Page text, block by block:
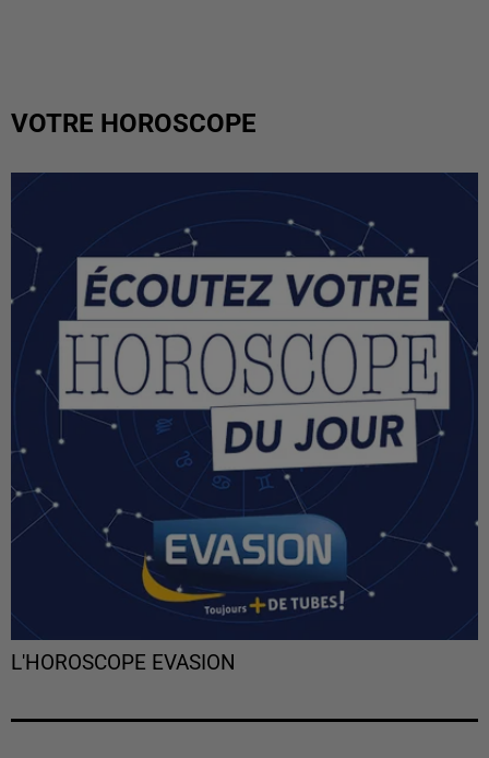
VOTRE HOROSCOPE
L'HOROSCOPE EVASION